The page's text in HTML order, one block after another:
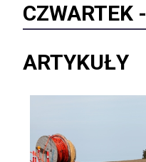
CZWARTEK -
ARTYKUŁY